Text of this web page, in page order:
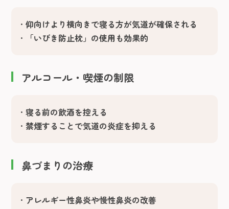
仰向けより横向きで寝る方が気道が確保される
「いびき防止枕」の使用も効果的
アルコール・喫煙の制限
寝る前の飲酒を控える
禁煙することで気道の炎症を抑える
鼻づまりの治療
アレルギー性鼻炎や慢性鼻炎の改善